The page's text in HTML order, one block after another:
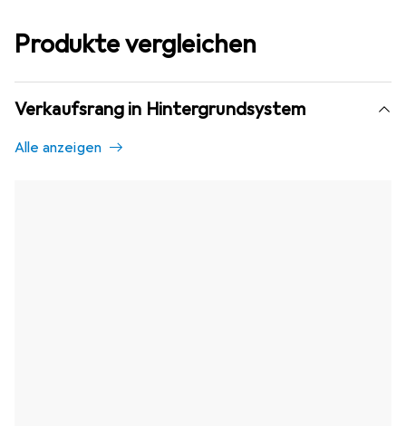
Produkte vergleichen
Verkaufsrang in Hintergrundsystem
Alle anzeigen